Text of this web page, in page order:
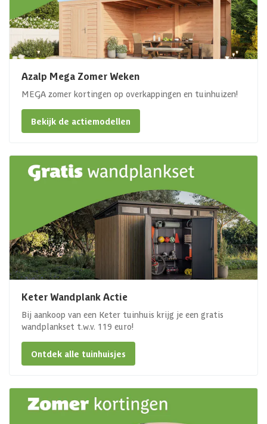
Azalp Mega Zomer Weken
MEGA zomer kortingen op overkappingen en tuinhuizen!
Bekijk de actiemodellen
Keter Wandplank Actie
Bij aankoop van een Keter tuinhuis krijg je een gratis
wandplankset t.w.v. 119 euro!
Ontdek alle tuinhuisjes